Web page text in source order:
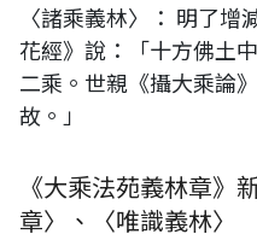
〈諸乘義林〉： 明了
花經》說：「十方佛土
二乘。世親《攝大乘論
故。」
《大乘法苑義林章》
章〉、〈唯識義林〉